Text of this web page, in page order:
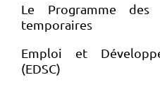
Le Programme des
temporaires
Emploi et
(EDSC)